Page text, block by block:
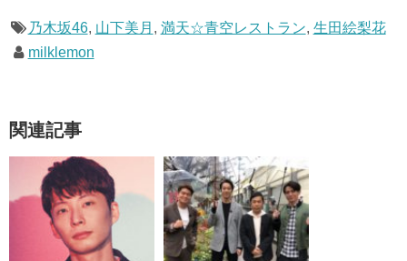
乃木坂46, 山下美月 , 満天☆青空レストラン, 生田絵梨花
milklemon
関連記事